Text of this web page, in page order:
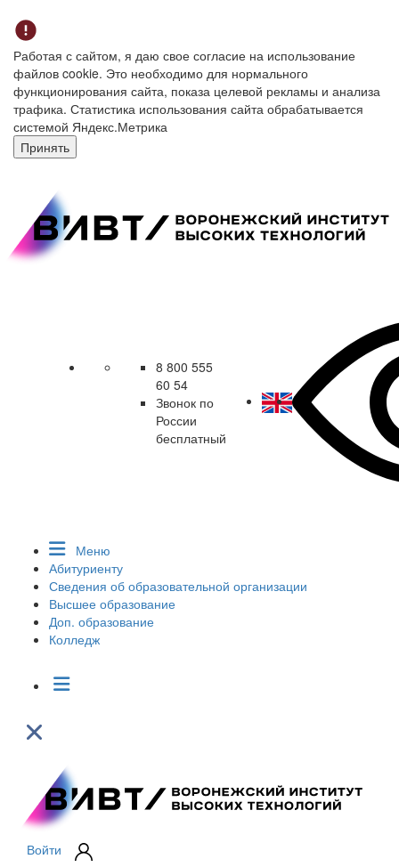
Работая с сайтом, я даю свое согласие на использование
файлов cookie. Это необходимо для нормального
функционирования сайта, показа целевой рекламы и анализа
трафика. Статистика использования сайта обрабатывается
системой Яндекс.Метрика
Принять
8 800 555
60 54
Звонок по
России
бесплатный
Меню
Абитуриенту
Сведения об образовательной организации
Высшее образование
Доп. образование
Колледж
Войти